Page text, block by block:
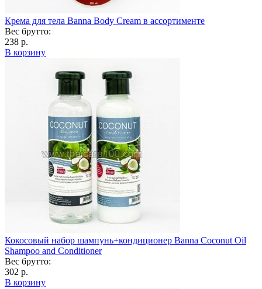
Крема для тела Banna Body Cream в ассортименте
Вес брутто:
238 р.
В корзину
Кокосовый набор шампунь+кондиционер Banna Coconut Oil
Shampoo and Conditioner
Вес брутто:
302 р.
В корзину